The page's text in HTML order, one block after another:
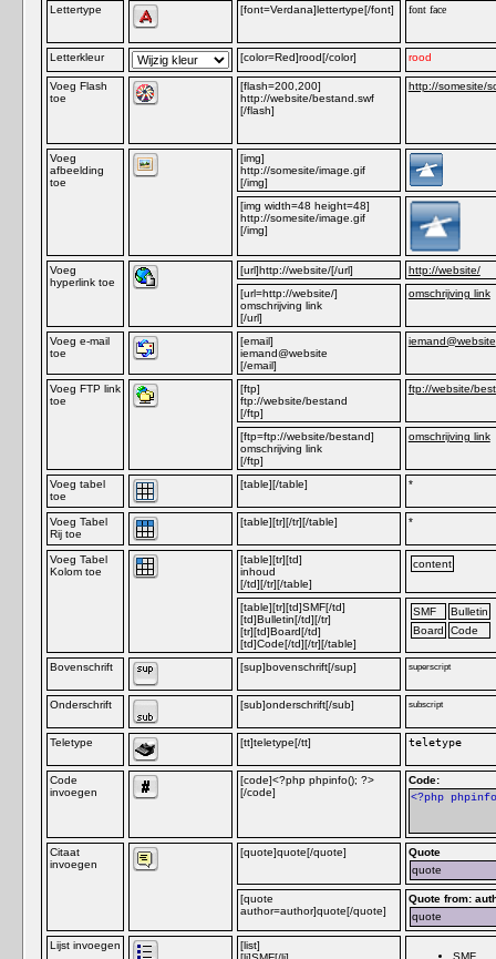
Lettertype [font=Verdana]lettertype[/font] font face
Letterkleur [color=Red]rood[/color] rood
Voeg Flash
toe
[flash=200,200]
http://website/bestand.swf
[/flash]
http://somesite/
Voeg
afbeelding
toe
[img]
http://somesite/image.gif
[/img]
[img width=48 height=48]
http://somesite/image.gif
[/img]
Voeg
hyperlink toe
[url]http://website/[/url]
http://website/
[url=http://website/]
omschrijving link
[/url]
omschrijving link
Voeg e-mail
toe
[email]
iemand@website
[/email]
iemand@website
Voeg FTP link
toe
[ftp]
ftp://website/bestand
[/ftp]
ftp://website/
[ftp=ftp://website/bestand]
omschrijving link
[/ftp]
omschrijving link
Voeg tabel
toe
[table][/table] *
Voeg Tabel
Rij toe
[table][tr][/tr][/table] *
Voeg Tabel
Kolom toe
[table][tr][td]
inhoud
[/td][/tr][/table]
content
[table][tr][td]SMF[/td]
[td]Bulletin[/td][/tr]
[tr][td]Board[/td]
[td]Code[/td][/tr][/table]
SMF
Bulletin
Board
Code
Bovenschrift [sup]bovenschrift[/sup] superscript
Onderschrift [sub]onderschrift[/sub] subscript
Teletype [tt]teletype[/tt] teletype
Code
invoegen
[code]<?php phpinfo(); ?>
[/code]
Code:
<?php phpinfo
Citaat
invoegen
[quote]quote[/quote]
Quote
quote
[quote
author=author]quote[/quote]
Quote from:
quote
Lijst invoegen
[list]